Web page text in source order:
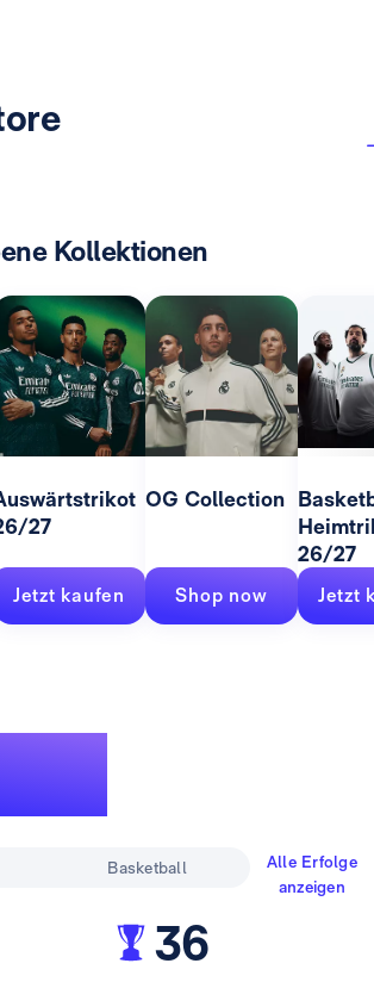
Kollektionen
27
Jetzt kaufen
OG Collection
Shop now
26/27
Jetzt
Basketball
Alle Erfolge
anzeigen
36